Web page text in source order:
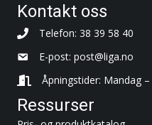
Kontakt oss
Telefon: 38 39 58 40
E-post: post@liga.no
Åpningstider: Mandag
Ressurser